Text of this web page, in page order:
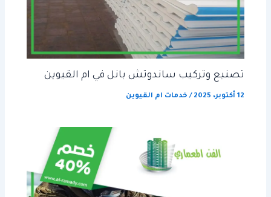
تصنيع وتركيب ساندوتش بانل في ام القيوين
12 أكتوبر، 2025 / خدمات ام القيوين